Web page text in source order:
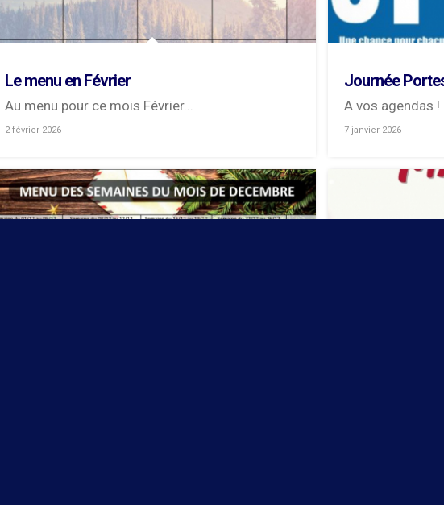
Le menu en Février
Au menu pour ce mois Février...
2 février 2026
Journée
A vos agendas !
7 janvier 2026